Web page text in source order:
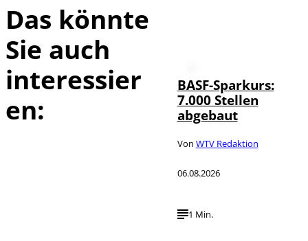
Das könnte
Sie auch
interessier
en:
BASF-Sparkurs:
7.000 Stellen
abgebaut
Von WTV Redaktion
06.08.2026
1 Min.